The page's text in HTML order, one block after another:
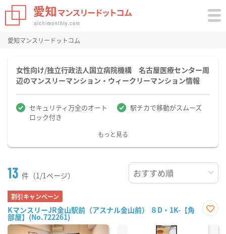
愛知マンスリードットコム
女性向け/独立行政法人国立病院機構 名古屋医療センター周
辺のマンスリーマンション・ウィークリーマンション情報
セキュリティ万全のオート
ロック付き
駅チカで移動がスムーズ
もっと見る
13 件（1/1ページ）
割引キャンペーン
KマンスリーJR金山駅前（アスナル金山前） ８D・1K-【角
部屋】(No.722261)
に入